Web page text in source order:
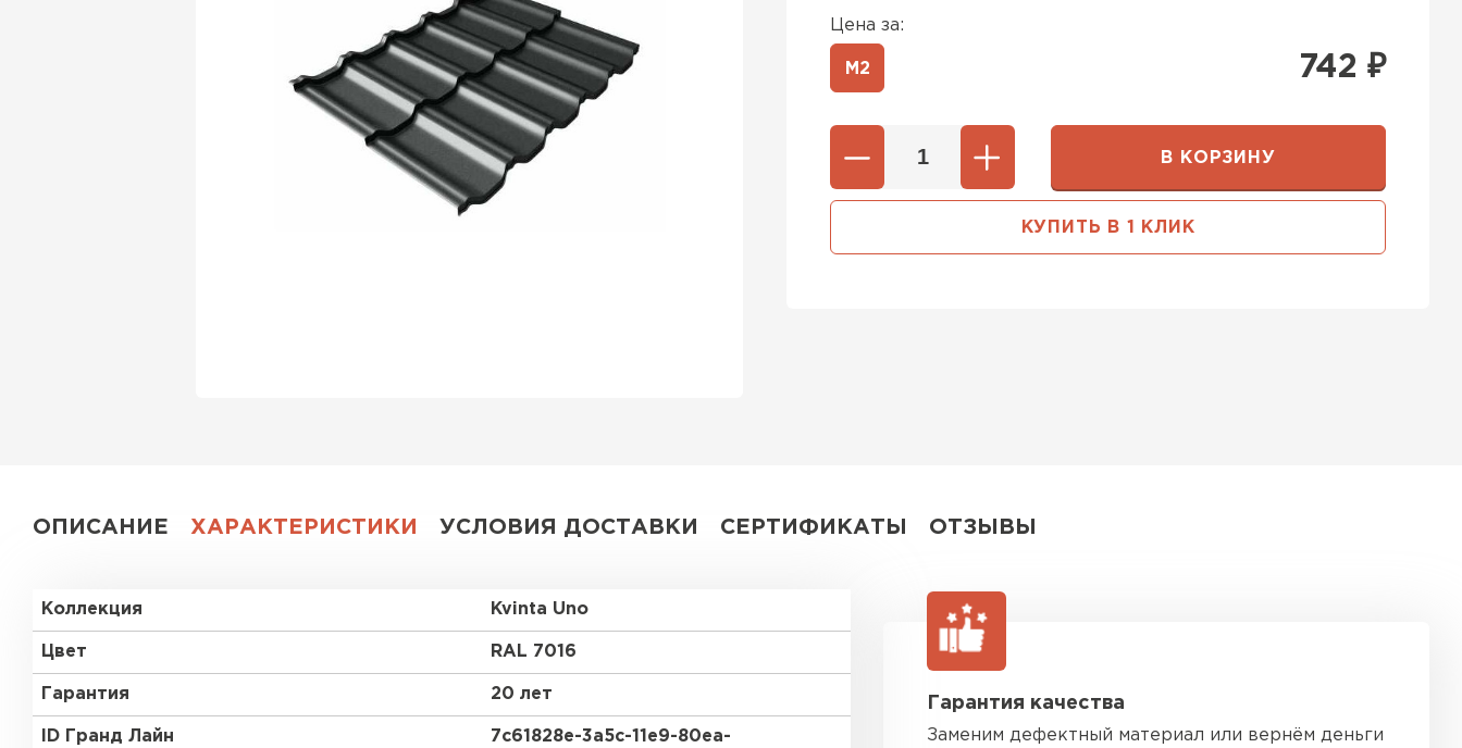
Цена за:
М2 742 ₽
В КОРЗИНУ
КУПИТЬ В 1 КЛИК
ОПИСАНИЕ ХАРАКТЕРИСТИКИ УСЛОВИЯ ДОСТАВКИ СЕРТИФИКАТЫ ОТЗЫВЫ
Коллекция Kvinta Uno
Цвет RAL 7016
Гарантия 20 лет
ID Гранд Лайн
7c61828e-3a5c-11e9-80ea-
Гарантия качества
Заменим дефектный материал или вернём деньги